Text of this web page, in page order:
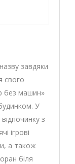
завдяки
свого
без машин»
У
з
ігрові
а також
біля